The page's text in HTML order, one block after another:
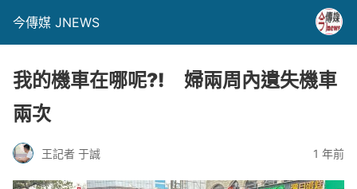
今傳媒 JNEWS
我的機車在哪呢?! 婦兩周內遺失機車
兩次
王記者 于誠 1 年前